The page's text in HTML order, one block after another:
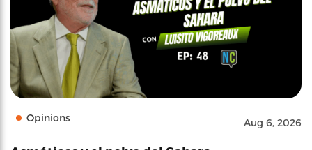
Opinions Aug 6, 2026